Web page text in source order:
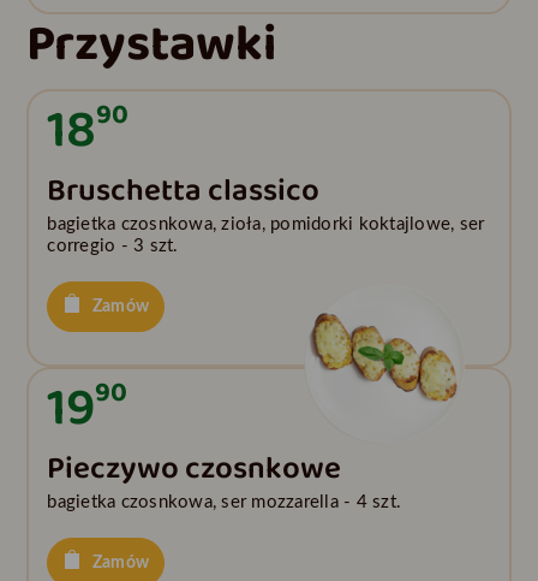
Przystawki
1890
Bruschetta classico
bagietka czosnkowa, zioła, pomidorki koktajlowe, ser
corregio - 3 szt.
Zamów
1990
Pieczywo czosnkowe
bagietka czosnkowa, ser mozzarella - 4 szt.
Zamów